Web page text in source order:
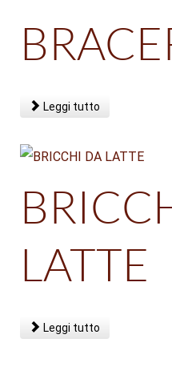
Leggi tutto
LATTE
Leggi tutto